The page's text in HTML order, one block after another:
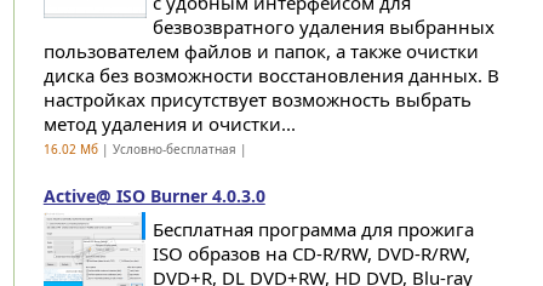
безвозвратного удаления выбранных
пользователем файлов и папок, а также очистки
диска без возможности восстановления данных. В
настройках присутствует возможность выбрать
метод удаления и очистки...
16.02 Мб| Условно-бесплатная |
Active@ ISO Burner 4.0.3.0
Бесплатная программа для прожига
ISO образов на CD-R/RW, DVD-R/RW,
DVD+R, DL DVD+RW, HD DVD, Blu-ray